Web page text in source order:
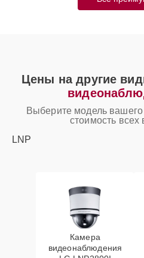
Цены на другие
Выберите модель вашего
стоимость всех
LNP
Камера
видеонаблюдения